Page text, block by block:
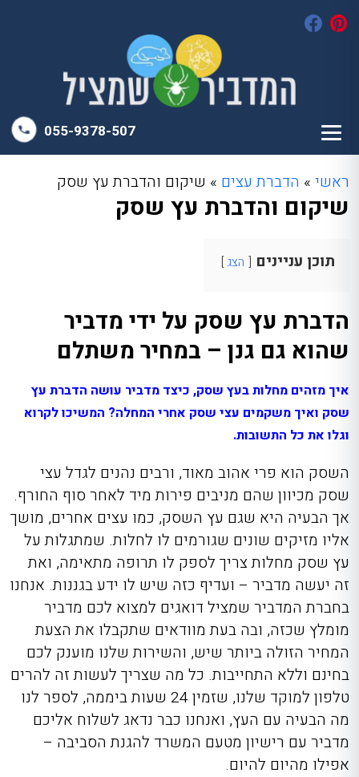
055-9378-507
ראשי » הדברת עצים » שיקום והדברת עץ שסק
שיקום והדברת עץ שסק
תוכן עניינים הצג
הדברת עץ שסק על ידי מדביר
שהוא גם גנן – במחיר משתלם
איך מזהים מחלות בעץ שסק, כיצד מדביר עושה הדברת עץ
שסק ואיך משקמים עצי שסק אחרי המחלה? המשיכו לקרוא
וגלו את כל התשובות.
השסק הוא פרי אהוב מאוד, ורבים נהנים לגדל עצי
שסק מכיוון שהם מניבים פירות מיד לאחר סוף החורף.
אך הבעיה היא שגם עץ השסק, כמו עצים אחרים, מושך
אליו מזיקים שונים שגורמים לו לחלות. שמתגלות על
עץ שסק מחלותצריך לספק לו תרופה מתאימה, ואת
זה יעשה מדביר – ועדיף כזה שיש לו ידע בגננות. אנחנו
בחברת המדביר שמציל דואגים למצוא לכם מדביר
מומלץ שכזה, ובה בעת מוודאים שתקבלו את הצעת
המחיר הזולה ביותר שיש, והשירות שלנו מוענק לכם
בחינם וללא התחייבות. כל מה שצריך לעשות זה להרים
טלפון למוקד שלנו, שזמין 24 שעות ביממה, לספר לנו
מה הבעיה עם העץ, ואנחנו כבר נדאג לשלוח אליכם
מדביר עם רישיון מטעם המשרד להגנת הסביבה –
אפילו מהיום להיום.